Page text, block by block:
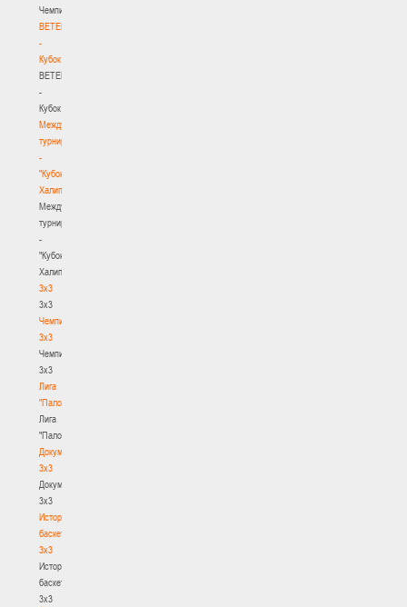
Чемпионат
BETERA
-
Кубок
BETERA
-
Кубок
Международный
турнир
-
"Кубок
Халипского"
Международный
турнир
-
"Кубок
Халипского"
3x3
3x3
Чемпионат
3х3
Чемпионат
3х3
Лига
"Палова"
Лига
"Палова"
Документы
3х3
Документы
3х3
История
баскетбола
3х3
История
баскетбола
3х3